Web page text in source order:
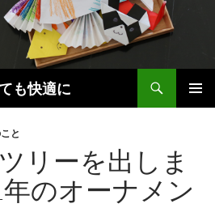
も快適に
と
リーを出しま
のオーナメン